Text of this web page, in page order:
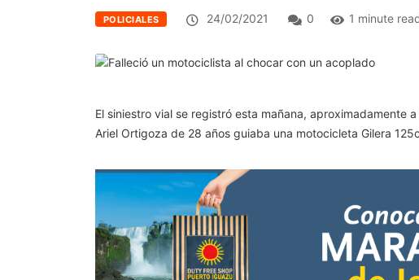
POLICIALES 24/02/2021 0 1 minute
El siniestro vial se registró esta mañana, aproximadamente
Ariel Ortigoza de 28 años guiaba una motocicleta Gilera